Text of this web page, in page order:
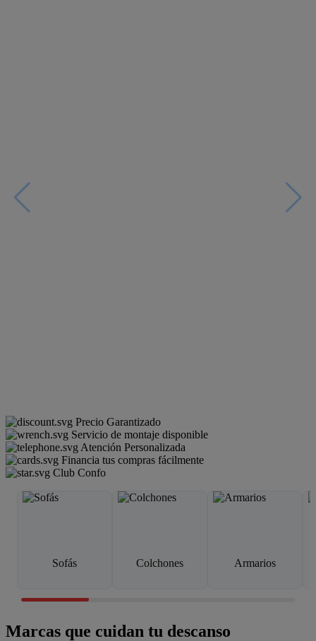
Precio Garantizado
Servicio de montaje disponible
Atención Personalizada
Financia tus compras fácilmente
Club Confo
Sofás Colchones Armarios
Marcas que cuidan tu descanso